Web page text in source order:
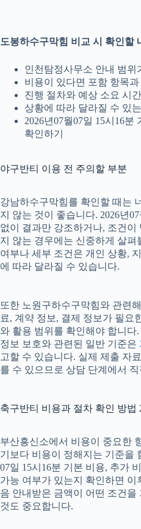
도봉하수구막힘 비교 시 확인할
인천탐정사무소 안내 범위
비용이 있다면 포함 항목
진행 절차와 예상 소요 시
상황에 따라 달라질 수 있
2026년07월07일 15시16분
확인하기
야구반티 이용 전 주의할 부분
강남하수구막힘를 확인할 때는
지 않는 것이 좋습니다. 2026년
없이 결과만 강조하거나, 조건
지 않는 경우에는 신중하게 살
여부나 세부 조건은 개인 상황,
에 따라 달라질 수 있습니다.
또한 노원구하수구막힘와 관련
료, 계약 정보, 결제 정보가 필요
와 활용 범위를 확인해야 합니다.
정보 보호와 관련된 일반 기준은
고할 수 있습니다. 실제 제출 자
를 수 있으므로 상담 단계에서
축구반티 비용과 절차 확인 방법
부산흥신소에서 비용이 중요한
기보다 비용이 정해지는 기준을
07일 15시16분 기본 비용, 추가
가능 여부가 있는지 확인하면 이
음 안내받은 금액이 어떤 조건
것도 중요합니다.